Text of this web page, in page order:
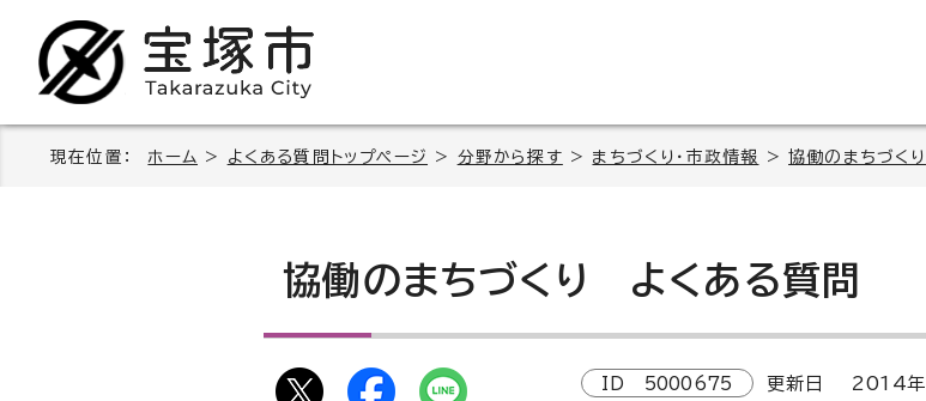
現在位置： ホーム > よくある質問トップページ > 分野から探す > まちづくり・市政情報 >協働のまちづくり
協働のまちづくり よくある質問
ID 5000675 更新日 2014年